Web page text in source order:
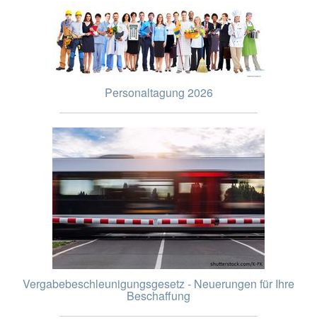
Personaltagung 2026
Vergabebeschleunigungsgesetz - Neuerungen für Ihre
Beschaffung